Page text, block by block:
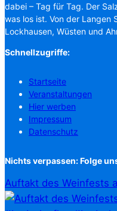
dabei – Tag für Tag. Der
was los ist. Von der Langen
Lockhausen, Wüsten und
Schnellzugriffe:
Startseite
Veranstaltungen
Hier werben
Impressum
Datenschutz
Nichts verpassen: Folge
Auftakt des Weinfests